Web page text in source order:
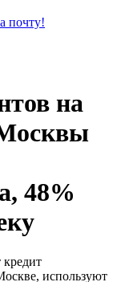
почту!
на
48%
кредит
используют